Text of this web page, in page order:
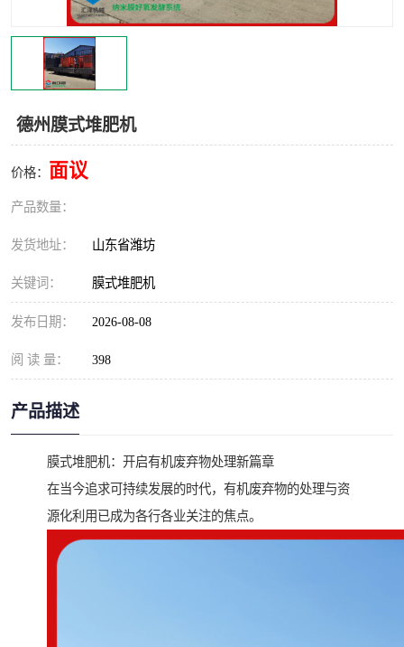
德州膜式堆肥机
价格： 面议
产品数量：
发货地址： 山东省潍坊
关键词： 膜式堆肥机
发布日期： 2026-08-08
阅 读 量： 398
产品描述
膜式堆肥机：开启有机废弃物处理新篇章
在当今追求可持续发展的时代，有机废弃物的处理与资
源化利用已成为各行各业关注的焦点。